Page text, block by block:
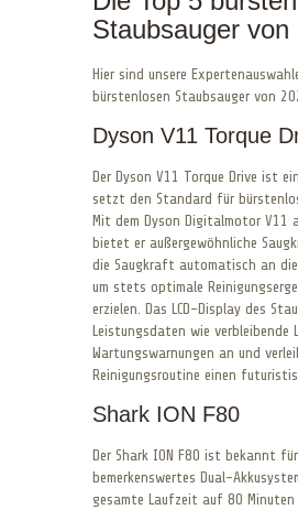
Staubsauger von
Hier sind unsere
bürstenlosen Staubsauger von
Dyson V11 Torque
Der Dyson V11 Torque Drive ist
setzt den Standard für
Mit dem Dyson Digitalmotor
bietet er außergewöhnliche
die Saugkraft automatisch an
um stets optimale
erzielen. Das LCD-Display des
Leistungsdaten wie verbleibende
Wartungswarnungen an und
Reinigungsroutine einen
Shark ION F80
Der Shark ION F80 ist bekannt
bemerkenswertes Dual-
gesamte Laufzeit auf 80 Minuten